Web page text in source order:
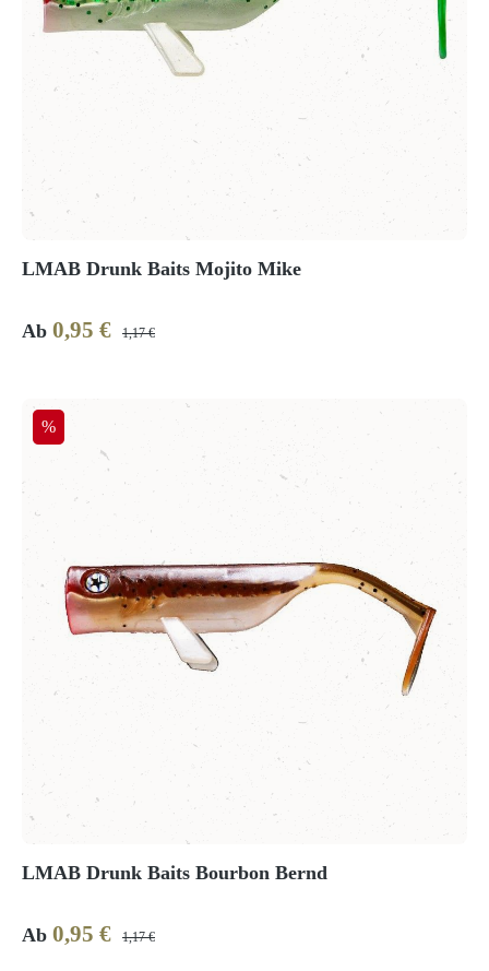
LMAB Drunk Baits Mojito Mike
Verkaufspreis:
Ab 0,95 € Regulärer Preis:
1,17 €
Rabatt
%
LMAB Drunk Baits Bourbon Bernd
Verkaufspreis:
Ab 0,95 € Regulärer Preis:
1,17 €